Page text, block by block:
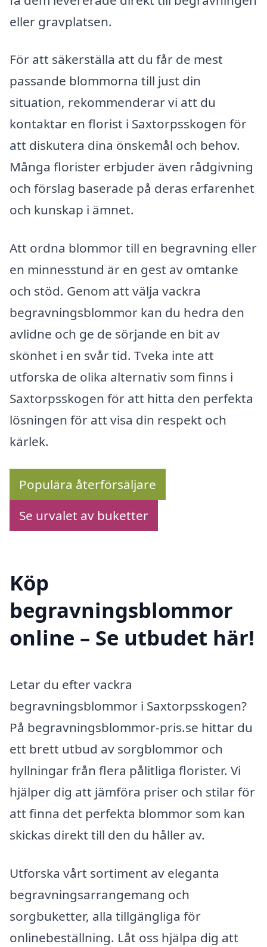
eller gravplatsen.
För att säkerställa att du får de mest
passande blommorna till just din
situation, rekommenderar vi att du
kontaktar en florist i Saxtorpsskogen för
att diskutera dina önskemål och behov.
Många florister erbjuder även rådgivning
och förslag baserade på deras erfarenhet
och kunskap i ämnet.
Att ordna blommor till en begravning eller
en minnesstund är en gest av omtanke
och stöd. Genom att välja vackra
begravningsblommor kan du hedra den
avlidne och ge de sörjande en bit av
skönhet i en svår tid. Tveka inte att
utforska de olika alternativ som finns i
Saxtorpsskogen för att hitta den perfekta
lösningen för att visa din respekt och
kärlek.
Populära återförsäljare
Se urvalet av buketter
Köp
begravningsblommor
online – Se utbudet här!
Letar du efter vackra
begravningsblommor i Saxtorpsskogen?
På begravningsblommor-pris.se hittar du
ett brett utbud av sorgblommor och
hyllningar från flera pålitliga florister. Vi
hjälper dig att jämföra priser och stilar för
att finna det perfekta blommor som kan
skickas direkt till den du håller av.
Utforska vårt sortiment av eleganta
begravningsarrangemang och
sorgbuketter, alla tillgängliga för
onlinebeställning. Låt oss hjälpa dig att